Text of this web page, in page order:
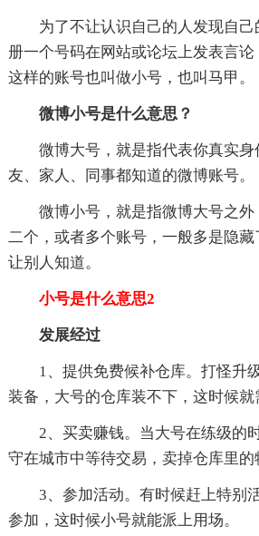
为了不让认识自己的人发现自
册一个号码在网站或论坛上发表言论
这样的账号也叫做小号，也叫马甲。
微博小号是什么意思？
微博大号，就是指代表你真实身
友、家人、同事都知道的微博账号。
微博小号，就是指微博大号之
二个，或者多个账号，一般多是隐
让别人知道。
小号是什么意思2
发展经过
1、提供免费候补仓库。打怪升
装备，大号的仓库装不下，这时候就
2、买卖赚钱。当大号在练级的
守在城市中等待交易，卖掉仓库里的
3、参加活动。有时候赶上特别
参加，这时候小号就能派上用场。